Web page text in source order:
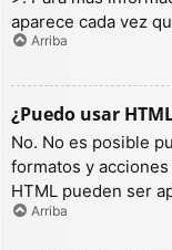
aparece cada vez
Arriba
¿Puedo usar
No. No es posible
formatos y
HTML pueden ser
Arriba